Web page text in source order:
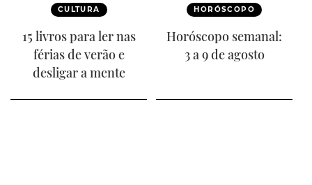
CULTURA
15 livros para ler nas
férias de verão e
desligar a mente
HORÓSCOPO
Horóscopo semanal:
3 a 9 de agosto